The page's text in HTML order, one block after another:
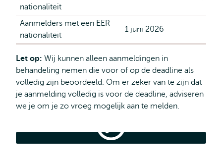
nationaliteit
Aanmelders met een EER
nationaliteit
1 juni 2026
Let op: Wij kunnen alleen aanmeldingen in
behandeling nemen die voor of op de deadline als
volledig zijn beoordeeld. Om er zeker van te zijn dat
je aanmelding volledig is voor de deadline, adviseren
we je om je zo vroeg mogelijk aan te melden.
meld
ik